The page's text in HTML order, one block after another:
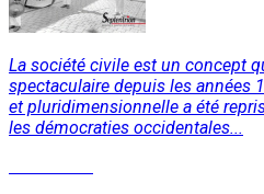
La société civile est un concept
spectaculaire depuis les années
et pluridimensionnelle a été
les démocraties occidentales...